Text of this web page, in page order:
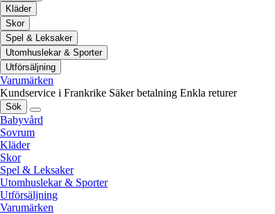
Kläder
Skor
Spel & Leksaker
Utomhuslekar & Sporter
Utförsäljning
Varumärken
Kundservice i Frankrike Säker betalning Enkla returer
Sök
Babyvård
Sovrum
Kläder
Skor
Spel & Leksaker
Utomhuslekar & Sporter
Utförsäljning
Varumärken